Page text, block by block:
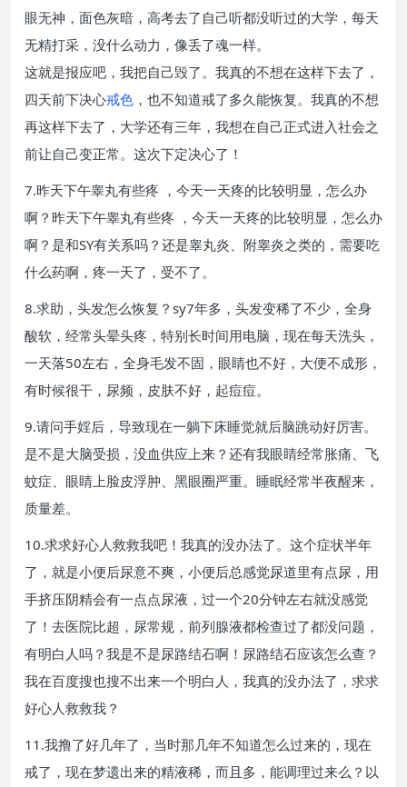
眼无神，面色灰暗，高考去了自己听都没听过的大学，每天
无精打采，没什么动力，像丢了魂一样。
这就是报应吧，我把自己毁了。我真的不想在这样下去了，
四天前下决心戒色 ，也不知道戒了多久能恢复。我真的不想
再这样下去了，大学还有三年，我想在自己正式进入社会之
前让自己变正常。这次下定决心了！
7.昨天下午睾丸有些疼 ，今天一天疼的比较明显，怎么办
啊？昨天下午睾丸有些疼 ，今天一天疼的比较明显，怎么办
啊？是和SY有关系吗？还是睾丸炎、附睾炎之类的，需要吃
什么药啊，疼一天了，受不了。
8.求助，头发怎么恢复？sy7年多，头发变稀了不少，全身
酸软，经常头晕头疼，特别长时间用电脑，现在每天洗头，
一天落50左右，全身毛发不固，眼睛也不好，大便不成形，
有时候很干，尿频，皮肤不好，起痘痘。
9.请问手婬后，导致现在一躺下床睡觉就后脑跳动好厉害。
是不是大脑受损，没血供应上来？还有我眼睛经常胀痛、飞
蚊症、眼睛上脸皮浮肿、黑眼圈严重。睡眠经常半夜醒来，
质量差。
10.求求好心人救救我吧！我真的没办法了。这个症状半年
了，就是小便后尿意不爽，小便后总感觉尿道里有点尿，用
手挤压阴精会有一点点尿液，过一个20分钟左右就没感觉
了！去医院比超，尿常规，前列腺液都检查过了都没问题，
有明白人吗？我是不是尿路结石啊！尿路结石应该怎么查？
我在百度搜也搜不出来一个明白人，我真的没办法了，求求
好心人救救我？
11.我撸了好几年了，当时那几年不知道怎么过来的，现在
戒了，现在梦遗出来的精液稀，而且多，能调理过来么？以